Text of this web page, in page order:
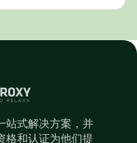
站式解决方案，并
格和认证为他们提